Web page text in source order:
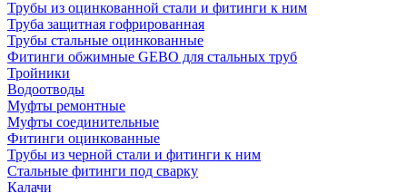
Трубы из оцинкованной стали и фитинги к ним
Труба защитная гофрированная
Трубы стальные оцинкованные
Фитинги обжимные GEBO для стальных труб
Тройники
Водоотводы
Муфты ремонтные
Муфты соединительные
Фитинги оцинкованные
Трубы из черной стали и фитинги к ним
Стальные фитинги под сварку
Калачи